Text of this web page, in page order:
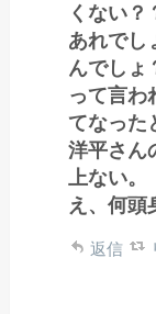
くない？
あれでし
んでしょ
って言わ
てなった
洋平さん
上ない。
え、何頭
返信